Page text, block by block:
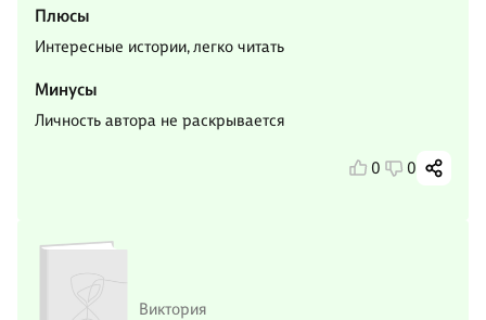
Плюсы
Интересные истории, легко читать
Минусы
Личность автора не раскрывается
0 0
Виктория